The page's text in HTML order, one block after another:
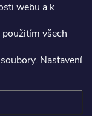
webu a k
všech
Nastavení